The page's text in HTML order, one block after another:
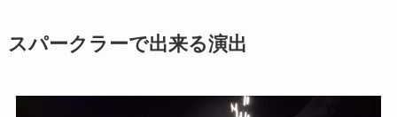
スパークラーで出来る演出